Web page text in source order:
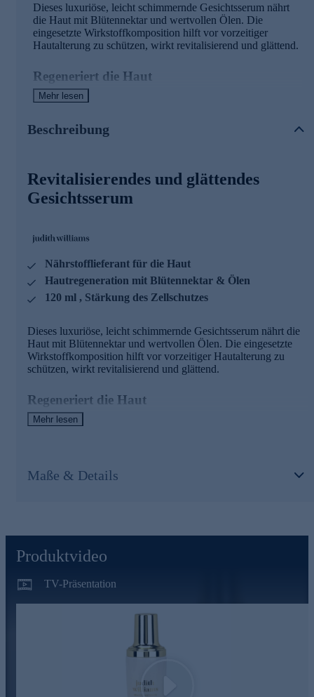
Dieses luxuriöse, leicht schimmernde Gesichtsserum nährt
die Haut mit Blütennektar und wertvollen Ölen. Die
eingesetzte Wirkstoffkomposition hilft vor vorzeitiger
Hautalterung zu schützen, wirkt revitalisierend und glättend.
Regeneriert die Haut
Reich an wertvollen, natürlichen Ölen, Vitaminen und
auf natürliche Art und Weise bei der Regeneration.
- Extrakt aus der Combretumpflanze - Kostbarer Schatz der
Natur
- Hüllt die Haut in zarte Geschmeidigkeit
- Spendet Feuchtigkeit und glättet das Hautbild
Verwöhnen Sie sich und Ihre Haut mit den luxuriösen
Beauty Institute Golden Nectar Produkten. Durch wertvolle
Pflanzenöle in Kombination mit essentiellen Vitaminen wird
Nutzen Sie die Gelegenheit und bestellen Sie schnell
online!
Mehr lesen
Beschreibung
Revitalisierendes und glättendes
Gesichtsserum
Nährstofflieferant für die Haut
Hautregeneration mit Blütennektar & Ölen
120 ml , Stärkung des Zellschutzes
Dieses luxuriöse, leicht schimmernde Gesichtsserum nährt die
Haut mit Blütennektar und wertvollen Ölen. Die eingesetzte
Wirkstoffkomposition hilft vor vorzeitiger Hautalterung zu
schützen, wirkt revitalisierend und glättend.
Regeneriert die Haut
Reich an wertvollen, natürlichen Ölen, Vitaminen und
Hauptwirkstoff: FLORAL NECTAR
- Spendet Feuchtigkeit und glättet das Hautbild
Verwöhnen Sie sich und Ihre Haut mit den luxuriösen Beauty
Institute Golden Nectar Produkten. Durch wertvolle
Pflanzenöle in Kombination mit essentiellen Vitaminen wird
die Haut intensiv genährt. Die optimale Nahrungsquelle für
Nutzen Sie die Gelegenheit und bestellen Sie schnell online!
Mehr lesen
Maße & Details
Produktvideo
TV-Präsentation